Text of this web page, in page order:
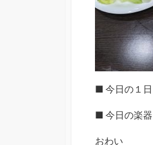
■ 今日の１日
■ 今日の楽器
おわい